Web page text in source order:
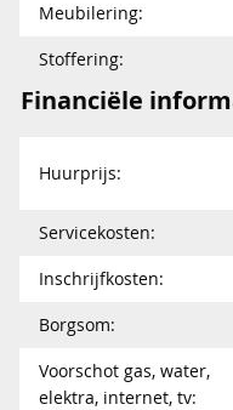
Meubilering:
Stoffering:
Financiële
Huurprijs:
Servicekosten:
Inschrijfkosten:
Borgsom:
Voorschot gas, water,
elektra, internet, tv: